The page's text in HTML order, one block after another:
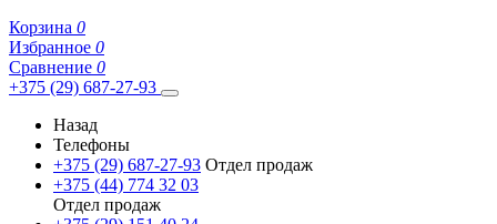
Корзина 0
Избранное 0
Сравнение 0
+375 (29) 687-27-93
Назад
Телефоны
+375 (29) 687-27-93 Отдел продаж
+375 (44) 774 32 03
Отдел продаж